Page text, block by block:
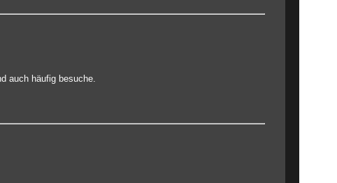
auch häufig besuche.